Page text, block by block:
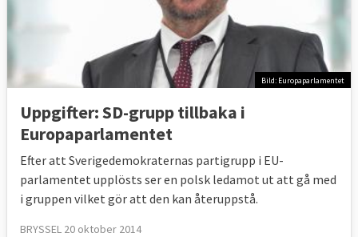
Bild: Europaparlamentet
Uppgifter: SD-grupp tillbaka i
Europaparlamentet
Efter att Sverigedemokraternas partigrupp i EU-
parlamentet upplösts ser en polsk ledamot ut att gå med
i gruppen vilket gör att den kan återuppstå.
BRYSSEL 20 oktober 2014